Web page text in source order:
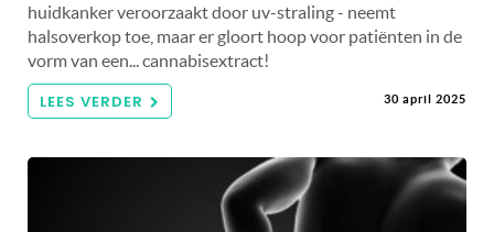
huidkanker veroorzaakt door uv-straling - neemt
halsoverkop toe, maar er gloort hoop voor patiënten in de
vorm van een... cannabisextract!
LEES VERDER 30 april 2025